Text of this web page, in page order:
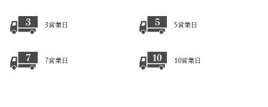
3営業日 5営業日
7営業日 10営業日